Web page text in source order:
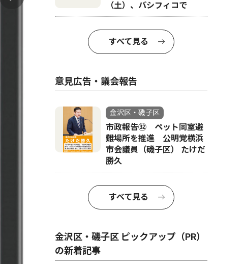
（土）、パシフィコで
すべて見る
意見広告・議会報告
金沢区・磯子区
市政報告㉜ ペット同室避
難場所を推進 公明党横浜
市会議員（磯子区） たけだ
勝久
すべて見る
金沢区・磯子区 ピックアップ（PR）
の新着記事